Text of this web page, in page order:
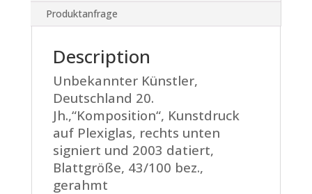
Produktanfrage
Description
Unbekannter Künstler,
Deutschland 20.
Jh.,“Komposition“, Kunstdruck
auf Plexiglas, rechts unten
signiert und 2003 datiert,
Blattgröße, 43/100 bez.,
gerahmt